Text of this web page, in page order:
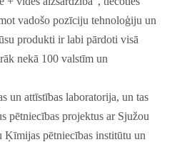
vadošo pozīciju tehnoloģiju un
produkti ir labi pārdoti visā
nekā 100 valstīm un
un attīstības laboratorija, un tas
pētniecības projektus ar Sjužou
pētniecības institūtu un